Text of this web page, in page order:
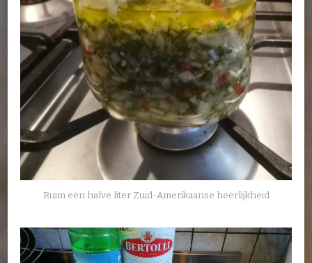
Ruim een halve liter Zuid-Amerikaanse heerlijkheid